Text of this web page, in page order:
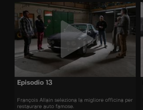
Episodio 13
François Allain seleziona la migliore officina per
restaurare auto famose.